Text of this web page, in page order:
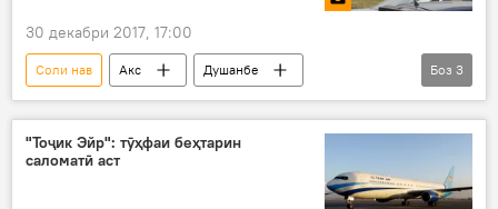
30 декабри 2017, 17:00
Соли нав Акс
Душанбе
арчаи солинавӣ
ороишоти солинавӣ
Дар Тоҷикистон
Боз 3
"Тоҷик Эйр": тӯҳфаи беҳтарин
саломатӣ аст